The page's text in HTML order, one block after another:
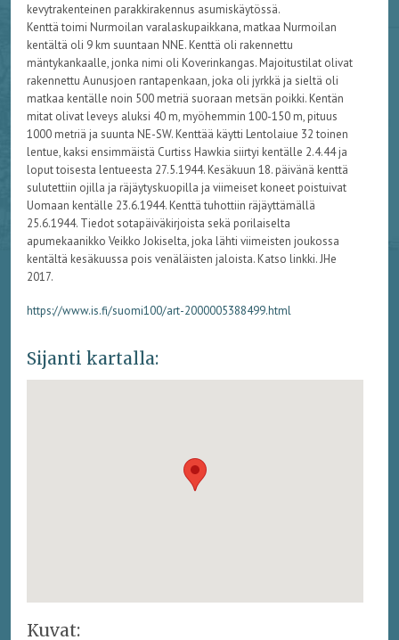
kevytrakenteinen parakkirakennus asumiskäytössä.
Kenttä toimi Nurmoilan varalaskupaikkana, matkaa Nurmoilan
kentältä oli 9 km suuntaan NNE. Kenttä oli rakennettu
mäntykankaalle, jonka nimi oli Koverinkangas. Majoitustilat olivat
rakennettu Aunusjoen rantapenkaan, joka oli jyrkkä ja sieltä oli
matkaa kentälle noin 500 metriä suoraan metsän poikki. Kentän
mitat olivat leveys aluksi 40 m, myöhemmin 100-150 m, pituus
1000 metriä ja suunta NE-SW. Kenttää käytti Lentolaiue 32 toinen
lentue, kaksi ensimmäistä Curtiss Hawkia siirtyi kentälle 2.4.44 ja
loput toisesta lentueesta 27.5.1944. Kesäkuun 18. päivänä kenttä
sulutettiin ojilla ja räjäytyskuopilla ja viimeiset koneet poistuivat
Uomaan kentälle 23.6.1944. Kenttä tuhottiin räjäyttämällä
25.6.1944. Tiedot sotapäiväkirjoista sekä porilaiselta
apumekaanikko Veikko Jokiselta, joka lähti viimeisten joukossa
kentältä kesäkuussa pois venäläisten jaloista. Katso linkki. JHe
2017.
https://www.is.fi/suomi100/art-2000005388499.html
Sijanti kartalla:
Kuvat: